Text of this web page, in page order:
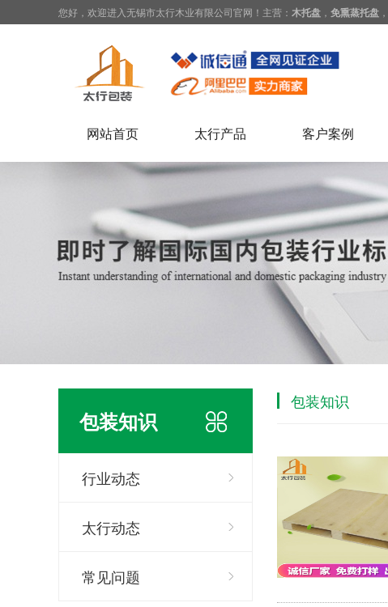
您好，欢迎进入无锡市太行木业有限公司官网！主营： 木托盘 ， 免熏蒸托盘 ，
网站首页 太行产品 客户案例
包装知识
行业动态
太行动态
常见问题
包装知识